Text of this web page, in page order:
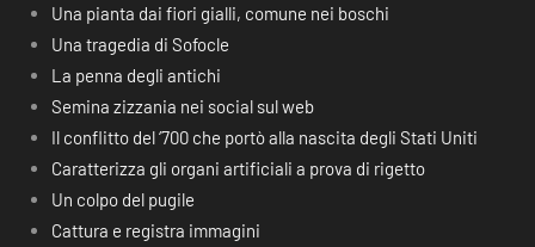
Una pianta dai fiori gialli, comune nei boschi
Una tragedia di Sofocle
La penna degli antichi
Semina zizzania nei social sul web
Il conflitto del ‘700 che portò alla nascita degli Stati Uniti
Caratterizza gli organi artificiali a prova di rigetto
Un colpo del pugile
Cattura e registra immagini